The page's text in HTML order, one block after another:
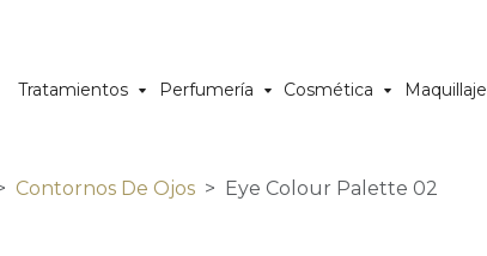
Tratamientos Perfumería Cosmética Maquillaje
Contornos De Ojos Eye Colour Palette 02